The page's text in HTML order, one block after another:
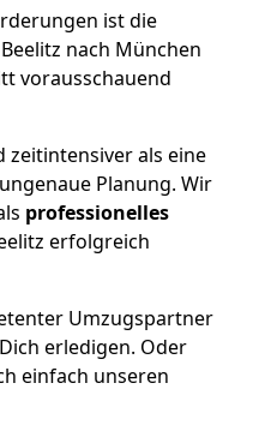
ist die
nach München
vorausschauend
zeitintensiver als eine
Planung. Wir
professionelles
erfolgreich
Umzugspartner
erledigen. Oder
einfach unseren